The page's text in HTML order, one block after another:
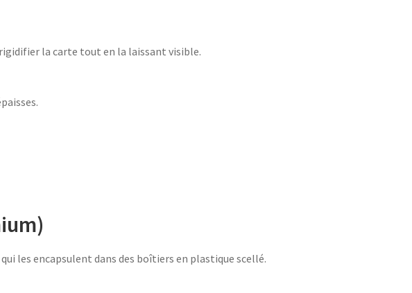
la carte tout en la laissant visible.
qui les encapsulent dans des boîtiers en plastique scellé.